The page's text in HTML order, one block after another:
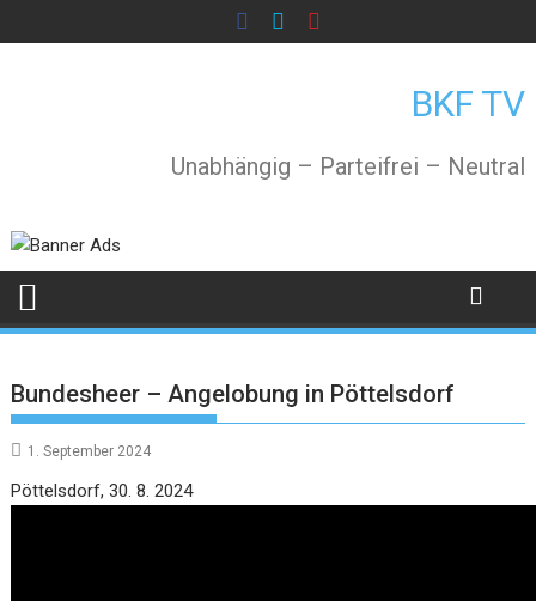
to
BKF TV
Unabhängig – Parteifrei – Neutral
Bundesheer – Angelobung in Pöttelsdorf
1. September 2024
Pöttelsdorf, 30. 8. 2024Video